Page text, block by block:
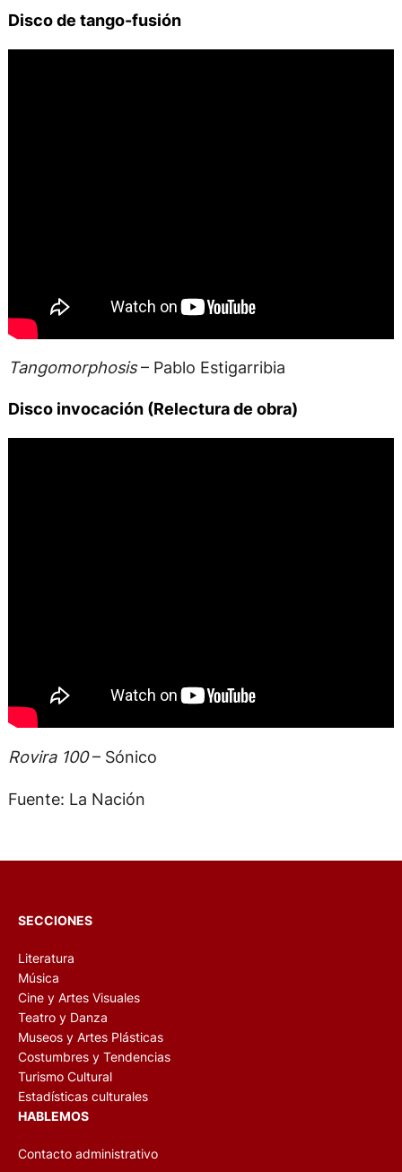
Disco de tango-fusión
Tangomorphosis– Pablo Estigarribia
Disco invocación (Relectura de obra)
Rovira 100– Sónico
Fuente: La Nación
SECCIONES
Literatura
Música
Cine y Artes Visuales
Teatro y Danza
Museos y Artes Plásticas
Costumbres y Tendencias
Turismo Cultural
Estadísticas culturales
HABLEMOS
Contacto administrativo